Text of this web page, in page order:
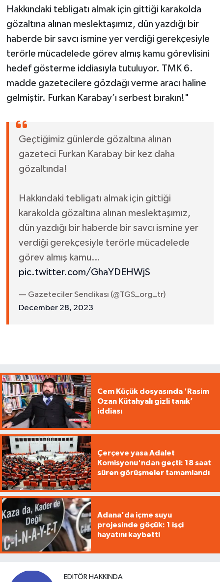
Hakkındaki tebligatı almak için gittiği karakolda
gözaltına alınan meslektaşımız, dün yazdığı bir
haberde bir savcı ismine yer verdiği gerekçesiyle
terörle mücadelede görev almış kamu görevlisini
hedef gösterme iddiasıyla tutuluyor. TMK 6.
madde gazetecilere gözdağı verme aracı haline
gelmiştir. Furkan Karabay’ı serbest bırakın!"
Geçtiğimiz günlerde gözaltına alınan
gazeteci Furkan Karabay bir kez daha
gözaltında!
Hakkındaki tebligatı almak için gittiği
karakolda gözaltına alınan meslektaşımız,
dün yazdığı bir haberde bir savcı ismine yer
verdiği gerekçesiyle terörle mücadelede
görev almış kamu…
pic.twitter.com/GhaYDEHWjS
— Gazeteciler Sendikası (@TGS_org_tr)
December 28, 2023
Cem Küçük dosyasında 'Rasim
Ozan Kütahyalı gizli tanık’
iddiası
Çerçeve yasa Adalet
Komisyonu'ndan geçti: 18 saat
süren görüşmeler tamamlandı
Adana'da içme suyu
projesinde göçük: 1 işçi
hayatını kaybetti
EDITÖR HAKKINDA